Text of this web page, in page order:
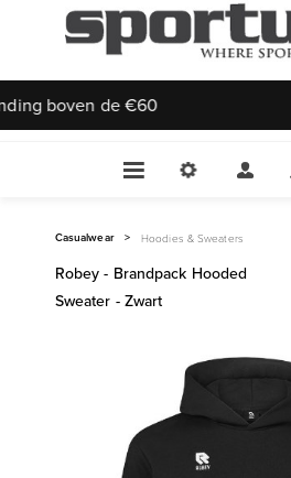
Casualwear > Hoodies & Sweaters
Robey - Brandpack Hooded
Sweater - Zwart